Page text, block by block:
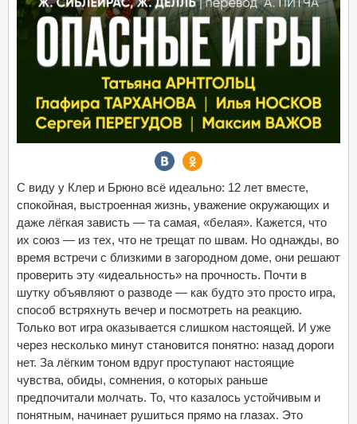
С виду у Клер и Брюно всё идеально: 12 лет вместе,
спокойная, выстроенная жизнь, уважение окружающих и
даже лёгкая зависть — та самая, «белая». Кажется, что
их союз — из тех, что не трещат по швам. Но однажды, во
время встречи с близкими в загородном доме, они решают
проверить эту «идеальность» на прочность. Почти в
шутку объявляют о разводе — как будто это просто игра,
способ встряхнуть вечер и посмотреть на реакцию.
Только вот игра оказывается слишком настоящей. И уже
через несколько минут становится понятно: назад дороги
нет. За лёгким тоном вдруг проступают настоящие
чувства, обиды, сомнения, о которых раньше
предпочитали молчать. То, что казалось устойчивым и
понятным, начинает рушиться прямо на глазах. Это